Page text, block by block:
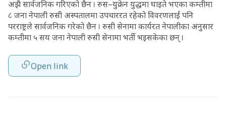
अझै सार्वजनिक गरिएको छैन । रुस–युक्रेन युद्धमा घाइते भएका कम्तीमा
८ जना नेपाली रुसी अस्पतालमा उपचाररत रहेको विवरणलाई पनि
परराष्ट्रले सार्वजनिक गरेको छैन । रुसी सेनामा कार्यरत नेपालीका अनुसार
कम्तीमा ५ सय जना नेपाली रुसी सेनामा भर्ती भइसकेका छन् ।
Open link